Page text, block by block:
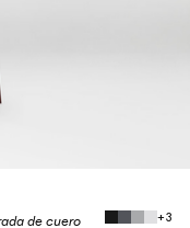
de cuero
+3